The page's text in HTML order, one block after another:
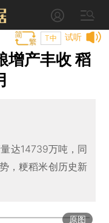
试听
T中
增产丰收 稻
达14739万吨，同
，粳稻米创历史新
原图